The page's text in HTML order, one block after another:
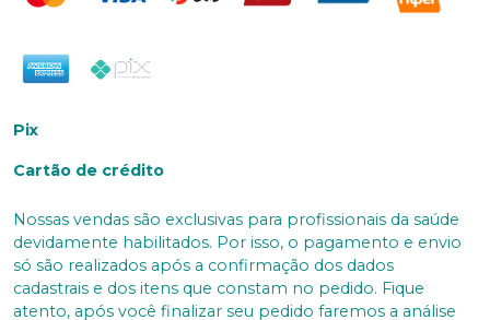
Pix
Cartão de crédito
Nossas vendas são exclusivas para profissionais da saúde
devidamente habilitados. Por isso, o pagamento e envio
só são realizados após a confirmação dos dados
cadastrais e dos itens que constam no pedido. Fique
atento, após você finalizar seu pedido faremos a análise